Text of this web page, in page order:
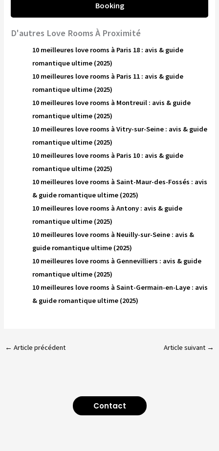
Booking
D'autres Love Rooms À Proximité
10 meilleures love rooms à Paris 18 : avis & guide
romantique ultime (2025)
10 meilleures love rooms à Paris 11 : avis & guide
romantique ultime (2025)
10 meilleures love rooms à Montreuil : avis & guide
romantique ultime (2025)
10 meilleures love rooms à Vitry-sur-Seine : avis & guide
romantique ultime (2025)
10 meilleures love rooms à Paris 10 : avis & guide
romantique ultime (2025)
10 meilleures love rooms à Saint-Maur-des-Fossés : avis
& guide romantique ultime (2025)
10 meilleures love rooms à Antony : avis & guide
romantique ultime (2025)
10 meilleures love rooms à Neuilly-sur-Seine : avis &
guide romantique ultime (2025)
10 meilleures love rooms à Gennevilliers : avis & guide
romantique ultime (2025)
10 meilleures love rooms à Saint-Germain-en-Laye : avis
& guide romantique ultime (2025)
← Article précédent Article suivant →
Contact